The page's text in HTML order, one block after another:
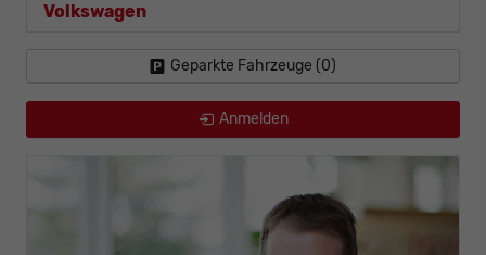
Volkswagen
Geparkte Fahrzeuge (0)
Anmelden